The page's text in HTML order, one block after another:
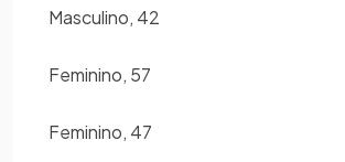
Masculino, 42
Feminino, 57
Feminino, 47